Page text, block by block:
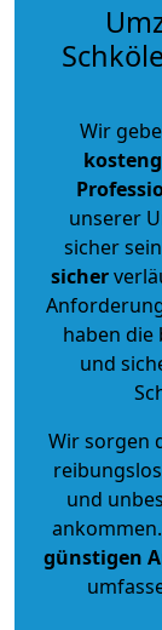
Wir
unserer
sicher
sicher
haben die
und
Wir sorgen
und
günstigen